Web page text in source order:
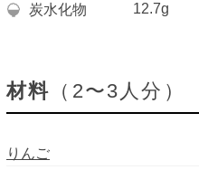
炭水化物
12.7g
材料 （2〜3人分）
りんご